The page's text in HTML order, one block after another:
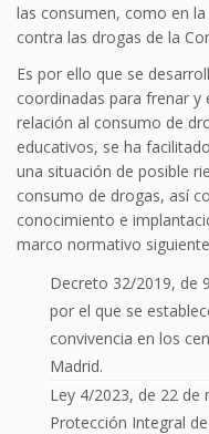
las consumen, como en
contra las drogas de la
Es por ello que se
coordinadas para frenar y
relación al consumo de
educativos, se ha
una situación de posible
consumo de drogas, así
conocimiento e
marco normativo
Decreto 32/2019, de
por el que se
convivencia en los
Madrid.
Ley 4/2023, de 22 de
Protección Integral